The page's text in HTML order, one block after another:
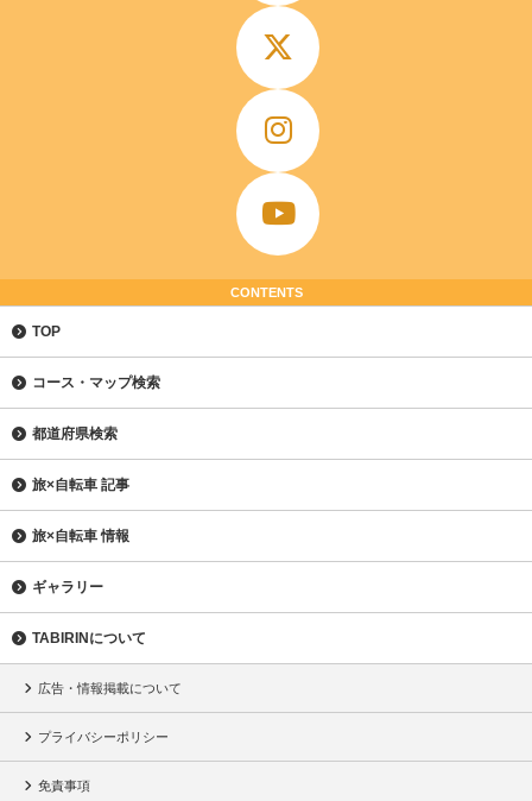
CONTENTS
TOP
コース・マップ検索
都道府県検索
旅×自転車 記事
旅×自転車 情報
ギャラリー
TABIRINについて
広告・情報掲載について
プライバシーポリシー
免責事項